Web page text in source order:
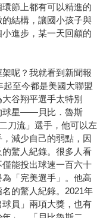
節上都有可以精進的
結構，讓國小孩子與
進步，某一天回顧的
呢？我就看到新聞報
至今都是美國大聯盟
谷翔平選手太特別
球星——貝比．魯斯
刀流」選手，他可以左
減少自己的弱點，因
驚人紀錄。很多人看
能投出球速一百六十
「完美選手」。他高
的驚人紀錄。2021年
員」兩項大獎，也有